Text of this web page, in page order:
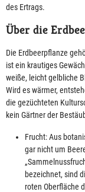
des Ertrags.
Über die
Die Erdbeerpflanze
ist ein krautiges
weiße, leicht gelbliche
Wird es wärmer,
die gezüchteten
kein Gärtner der
Frucht: Aus
gar nicht um
bezeichnet, sind
roten Oberfläche